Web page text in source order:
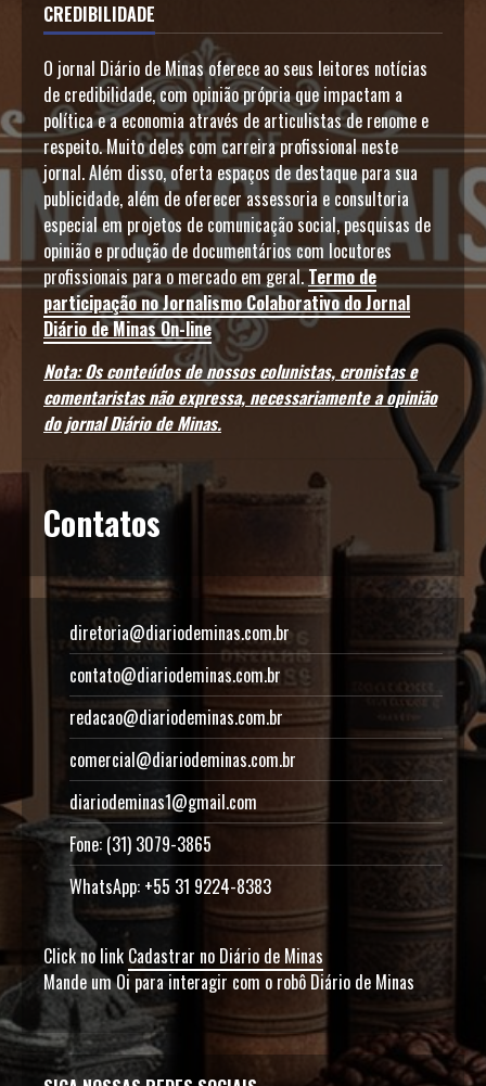
CREDIBILIDADE
O jornal Diário de Minas oferece ao seus leitores notícias
de credibilidade, com opinião própria que impactam a
política e a economia através de articulistas de renome e
respeito. Muito deles com carreira profissional neste
jornal. Além disso, oferta espaços de destaque para sua
publicidade, além de oferecer assessoria e consultoria
especial em projetos de comunicação social, pesquisas de
opinião e produção de documentários com locutores
profissionais para o mercado em geral.Termo de
participação no Jornalismo Colaborativo do Jornal
Diário de Minas On-line
Nota: Os conteúdos de nossos colunistas, cronistas e
comentaristas não expressa, necessariamente a opinião
do jornal Diário de Minas.
Contatos
diretoria@diariodeminas.com.br
contato@diariodeminas.com.br
redacao@diariodeminas.com.br
comercial@diariodeminas.com.br
diariodeminas1@gmail.com
Fone: (31) 3079-3865
WhatsApp: +55 31 9224-8383
Click no link Cadastrar no Diário de Minas
Mande um Oi para interagir com o robô Diário de Minas